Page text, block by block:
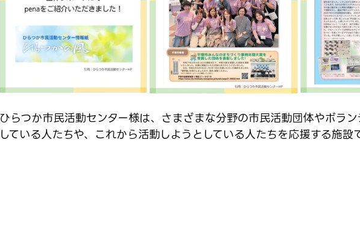
ひらつか市民活動センター様は、さまざまな分野の市民活動団体やボラ
している人たちや、これから活動しようとしている人たちを応援する施設で